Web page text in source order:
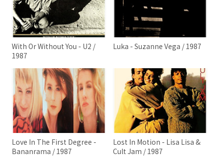
With Or Without You - U2 /
1987
Luka - Suzanne Vega / 1987
Love In The First Degree -
Bananrama / 1987
Lost In Motion - Lisa Lisa &
Cult Jam / 1987